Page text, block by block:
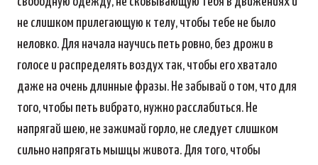
не слишком прилегающую к телу, чтобы тебе не было
неловко. Для начала научись петь ровно, без дрожи в
голосе и распределять воздух так, чтобы его хватало
даже на очень длинные фразы. Не забывай о том, что для
того, чтобы петь вибрато, нужно расслабиться. Не
напрягай шею, не зажимай горло, не следует слишком
сильно напрягать мышцы живота. Для того, чтобы